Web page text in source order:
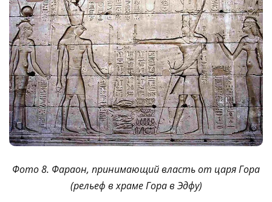
Фото 8. Фараон, принимающий власть от царя Гора
(рельеф в храме Гора в Эдфу)